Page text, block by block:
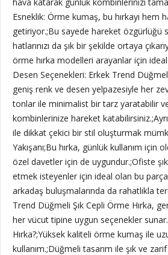
Esneklik: Örme kumaş, bu hırkayı hem
getiriyor.;Bu sayede hareket özgürlüğü
hatlarınızı da şık bir şekilde ortaya
örme hırka modelleri arayanlar için
Desen Seçenekleri: Erkek Trend
geniş renk ve desen yelpazesiyle her
tonlar ile minimalist bir tarz yaratabilir
kombinlerinize hareket
ile dikkat çekici bir stil oluşturmak
Yakışanı;Bu hırka, günlük kullanım için
özel davetler için de uygundur.;Ofiste
etmek isteyenler için ideal olan bu
arkadaş buluşmalarında da rahatlıkla
Trend Düğmeli Şık Cepli Örme Hırka,
her vücut tipine uygun seçenekler
Hırka?;Yüksek kaliteli örme kumaş ile
kullanım.;Düğmeli tasarım ile şık ve